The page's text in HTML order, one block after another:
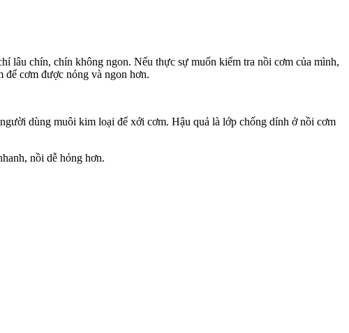
lâu chín, chín không ngon. Nếu thực sự muốn kiểm tra nồi cơm của mình,
để cơm được nóng và ngon hơn.
dùng muôi kim loại để xới cơm. Hậu quả là lớp chống dính ở nồi cơm
nồi dễ hỏng hơn.